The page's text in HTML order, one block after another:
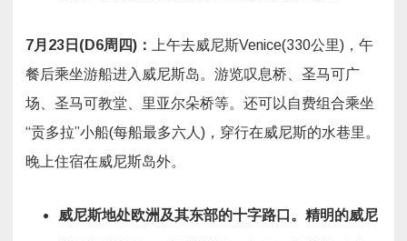
7月 23 日 (D6周四) ：
上午去威尼斯Venice(330公里)，午
餐后乘坐游船进入威尼斯岛。游览叹息桥、圣马可广
场、圣马可教堂、里亚尔朵桥等。还可以自费组合乘坐
“贡多拉”小船(每船最多六人)，穿行在威尼斯的水巷里。
晚上住宿在威尼斯岛外。
威尼斯地处欧洲及其东部的十字路口。精明的威尼